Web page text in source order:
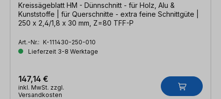
Kreissägeblatt HM - Dünnschnitt - für Holz, Alu &
Kunststoffe | für Querschnitte - extra feine Schnittgüte |
250 x 2,4/1,8 x 30 mm, Z=80 TFF-P
Art.-Nr.: K-111430-250-010
Lieferzeit 3-8 Werktage
147,14 €
inkl. MwSt. zzgl.
Versandkosten